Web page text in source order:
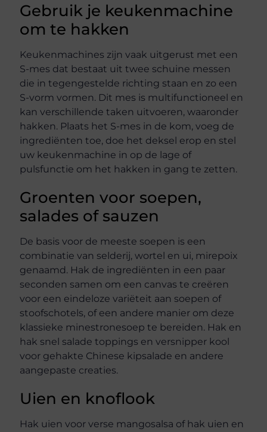
Gebruik je keukenmachine
om te hakken
Keukenmachines zijn vaak uitgerust met een
S-mes dat bestaat uit twee schuine messen
die in tegengestelde richting staan en zo een
S-vorm vormen. Dit mes is multifunctioneel en
kan verschillende taken uitvoeren, waaronder
hakken. Plaats het S-mes in de kom, voeg de
ingrediënten toe, doe het deksel erop en stel
uw keukenmachine in op de lage of
pulsfunctie om het hakken in gang te zetten.
Groenten voor soepen,
salades of sauzen
De basis voor de meeste soepen is een
combinatie van selderij, wortel en ui, mirepoix
genaamd. Hak de ingrediënten in een paar
seconden samen om een canvas te creëren
voor een eindeloze variëteit aan soepen of
stoofschotels, of een andere manier om deze
klassieke minestronesoep te bereiden. Hak en
hak snel salade toppings en versnipper kool
voor gehakte Chinese kipsalade en andere
aangepaste creaties.
Uien en knoflook
Hak uien voor verse mangosalsa of hak uien en